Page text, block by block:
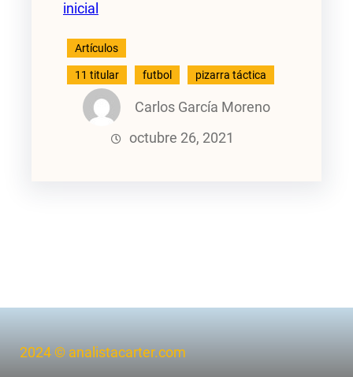
inicial
Artículos
11 titular futbol pizarra táctica
Carlos García Moreno
octubre 26, 2021
2024 © analistacarter.com